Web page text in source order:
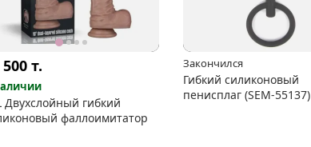
т.
Двухслойный гибкий
фаллоимитатор
Закончился
Гибкий силиконовый
пенисплаг (SEM-55137)